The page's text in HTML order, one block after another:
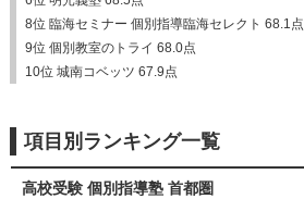
8位 臨海セミナー 個別指導臨海セレクト 68.1点
9位 個別教室のトライ 68.0点
10位 城南コベッツ 67.9点
項目別ランキング一覧
高校受験 個別指導塾 首都圏